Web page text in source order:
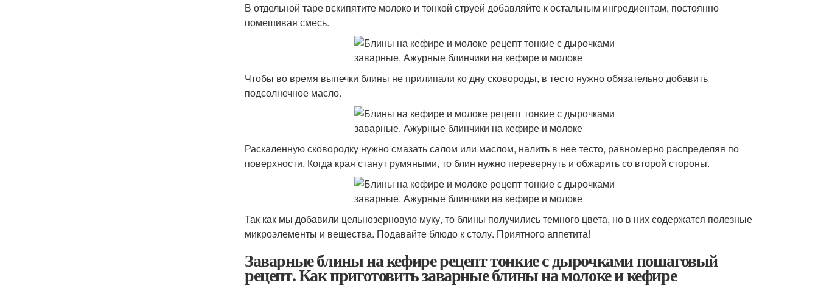
В отдельной таре вскипятите молоко и тонкой струей добавляйте к остальным ингредиентам, постоянно
помешивая смесь.
Чтобы во время выпечки блины не прилипали ко дну сковороды, в тесто нужно обязательно добавить
подсолнечное масло.
Раскаленную сковородку нужно смазать салом или маслом, налить в нее тесто, равномерно распределяя по
поверхности. Когда края станут румяными, то блин нужно перевернуть и обжарить со второй стороны.
Так как мы добавили цельнозерновую муку, то блины получились темного цвета, но в них содержатся полезные
микроэлементы и вещества. Подавайте блюдо к столу. Приятного аппетита!
Заварные блины на кефире рецепт тонкие с дырочками пошаговый
рецепт. Как приготовить заварные блины на молоке и кефире